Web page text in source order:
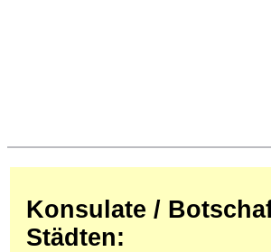
Konsulate /
Städten: